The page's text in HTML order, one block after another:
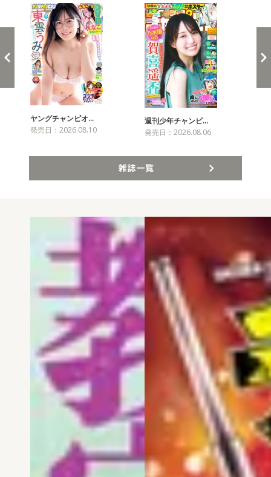
ヤングチャンピオ…
発売日：2026.08.10
週刊少年チャンピ…
発売日：2026.08.06